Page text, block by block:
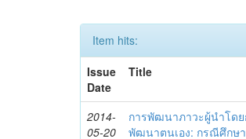
Item hits:
Issue
Date
Title
2014-
05-20
การพัฒนาภาวะผู้นำโด
พัฒนาตนเอง: กรณีศึกษ